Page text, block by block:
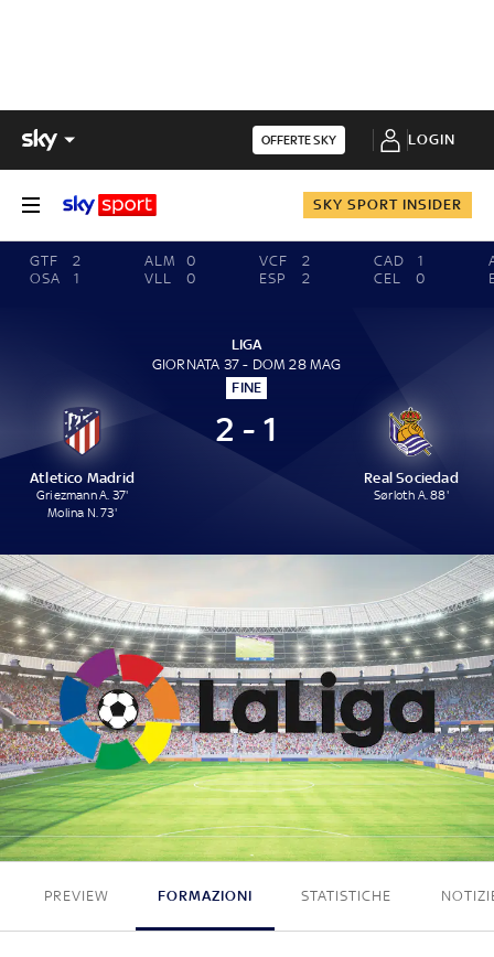
OFFERTE SKY LOGIN
SKY SPORT INSIDER
GTF
2
OSA
1
ALM
0
VLL
0
VCF
2
ESP
2
CAD
1
CEL
0
LIGA
GIORNATA 37 - DOM 28 MAG
FINE
Atletico Madrid
Griezmann A. 37'
Molina N. 73'
2 - 1
Real Sociedad
Sørloth A. 88'
2 - 1
PREVIEW FORMAZIONI STATISTICHE